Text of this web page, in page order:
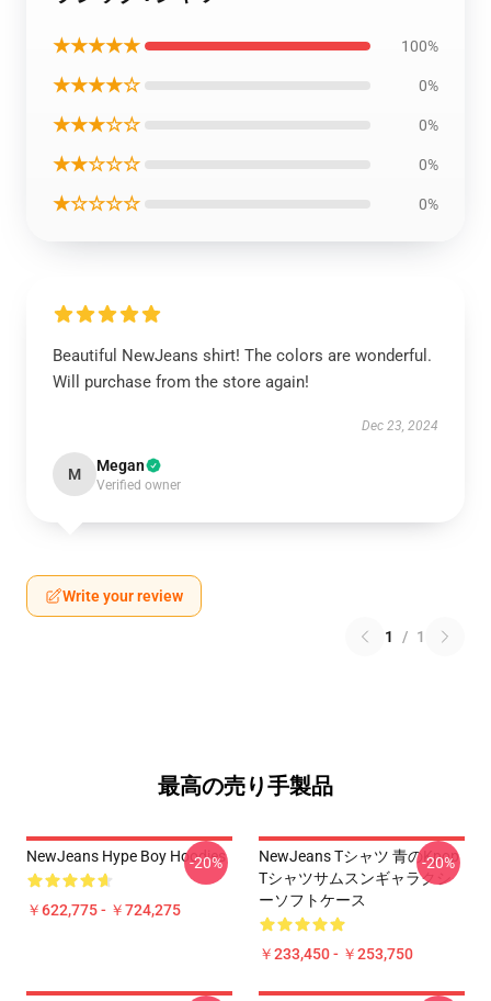
★★★★★ 100%
★★★★☆ 0%
★★★☆☆ 0%
★★☆☆☆ 0%
★☆☆☆☆ 0%
Beautiful NewJeans shirt! The colors are wonderful.
Will purchase from the store again!
Dec 23, 2024
M Megan
Verified owner
Write your review
1 / 1
最高の売り手製品
NewJeans Hype Boy Hoodies
￥622,775 - ￥724,275
-20%
NewJeans Tシャツ 青のkpop
Tシャツサムスンギャラクシ
ーソフトケース
￥233,450 - ￥253,750
-20%